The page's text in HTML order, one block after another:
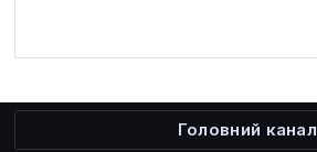
Головний канал